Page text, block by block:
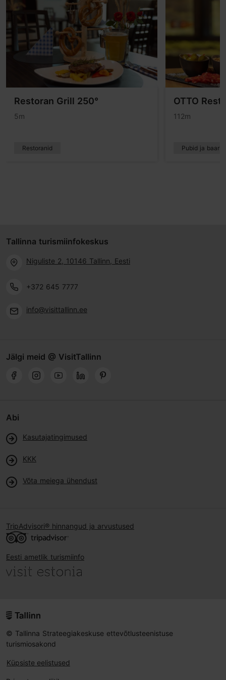
Restoran Grill 250°
5m
Restoranid
OTTO
112m
Pubid ja baarid
Tallinna turismiinfokeskus
Niguliste 2, 10146 Tallinn, Eesti
+372 645 7777
info@visittallinn.ee
Jälgi meid @ VisitTallinn
Abi
Kasutajatingimused
KKK
Võta meiega ühendust
TripAdvisori® hinnangud ja arvustused
Eesti ametlik turismiinfo
© Tallinna Strateegiakeskuse ettevõtlusteenistuse
turismiosakond
Küpsiste eelistused